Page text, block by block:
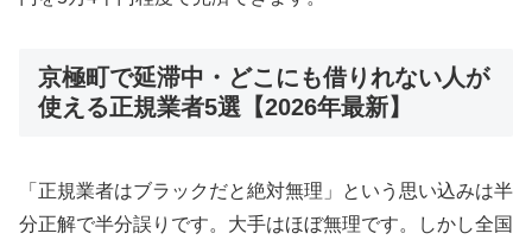
京極町で延滞中・どこにも借りれない人が
使える正規業者5選【2026年最新】
「正規業者はブラックだと絶対無理」という思い込みは半
分正解で半分誤りです。大手はほぼ無理です。しかし全国